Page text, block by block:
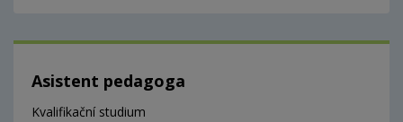
Asistent pedagoga
Kvalifikační studium